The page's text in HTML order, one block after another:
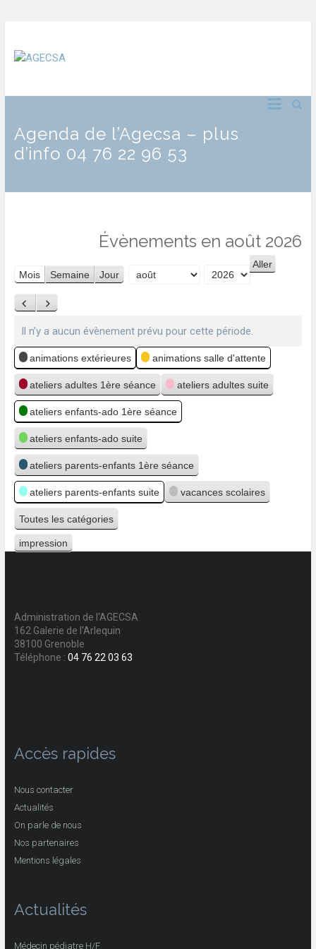
Agenda de l’Agecsa – plus
d’info 04 76 22 96 53
Évènements en août 2026
Mois Semaine Jour
Précédent
Suivant
Il n’y a aucun évènement prévu pour cette période.
Catégories
animations extérieures animations salle d'attente
ateliers adultes 1ère séance ateliers adultes suite
ateliers enfants-ado 1ère séance
ateliers enfants-ado suite
ateliers parents-enfants 1ère séance
ateliers parents-enfants suite vacances scolaires
Toutes les catégories
Vue
impression
Administration de l'AGECSA
162 Galerie de l'Arlequin
38100 Grenoble
Téléphone : 04 76 22 03 63
Accès rapides
Nous contacter
Actualités
On parle de nous
Nos partenaires
Mentions légales
Actualités
Médecin pédiatre H/F